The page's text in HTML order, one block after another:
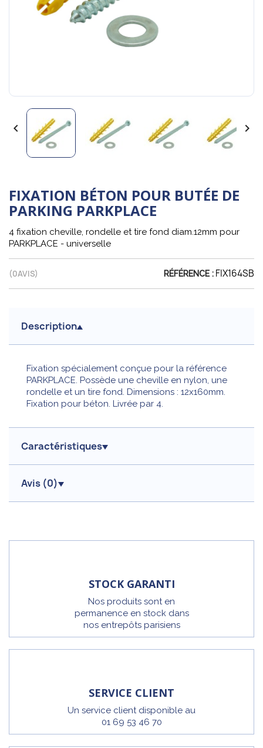
 
FIXATION BÉTON POUR BUTÉE DE
PARKING PARKPLACE
4 fixation cheville, rondelle et tire fond diam.12mm pour
PARKPLACE - universelle
(0AVIS) RÉFÉRENCE : FIX164SB
Description
Fixation spécialement conçue pour la référence
PARKPLACE. Possède une cheville en nylon, une
rondelle et un tire fond. Dimensions : 12x160mm.
Fixation pour béton. Livrée par 4.
Caractéristiques
Avis (0)
STOCK GARANTI
Nos produits sont en
permanence en stock dans
nos entrepôts parisiens
SERVICE CLIENT
Un service client disponible au
01 69 53 46 70